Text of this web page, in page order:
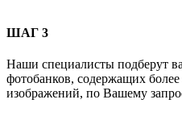
ШАГ 3
Наши специалисты подберут
фотобанков, содержащих
изображений, по Вашему